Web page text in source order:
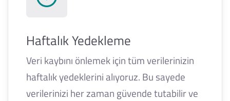
Haftalık Yedekleme
Veri kaybını önlemek için tüm verilerinizin
haftalık yedeklerini alıyoruz. Bu sayede
verilerinizi her zaman güvende tutabilir ve